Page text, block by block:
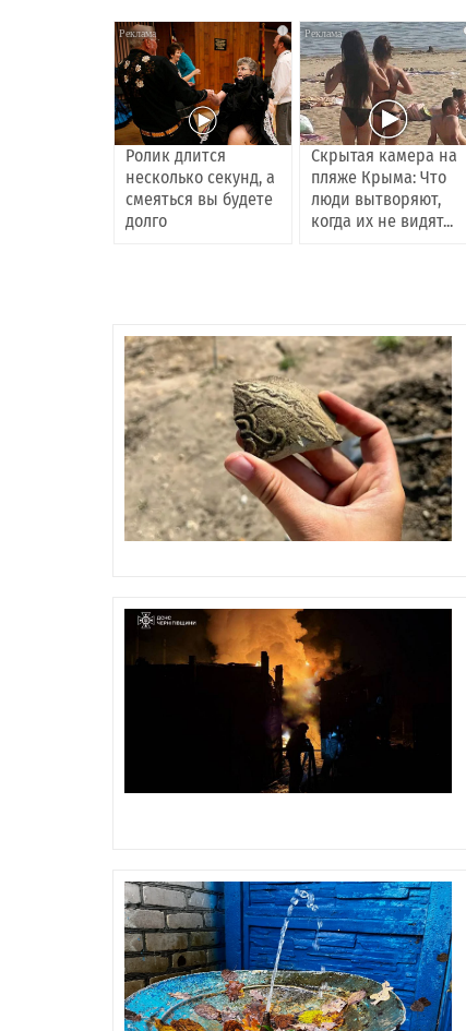
i
Ролик длится
несколько секунд, а
смеяться вы будете
долго
Скрытая камера на
пляже Крыма: Что
люди вытворяют,
когда их не видят...